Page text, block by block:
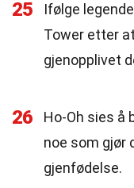
25
Ifølge
Tower etter
gjenopplivet
26
Ho-Oh sies å
noe som gjør
gjenfødelse.